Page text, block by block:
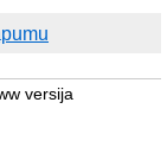
versija